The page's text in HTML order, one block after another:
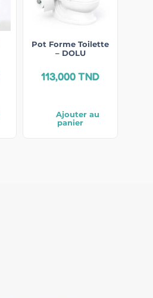
Pot Forme Toilette
– DOLU
113,000TND
Ajouter au
panier